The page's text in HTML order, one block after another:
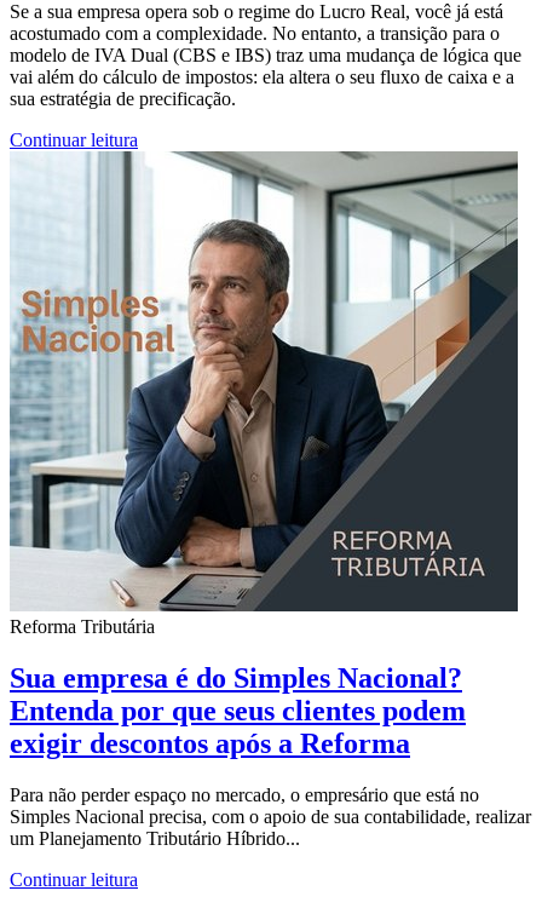
Se a sua empresa opera sob o regime do Lucro Real, você já está
acostumado com a complexidade. No entanto, a transição para o
modelo de IVA Dual (CBS e IBS) traz uma mudança de lógica que
vai além do cálculo de impostos: ela altera o seu fluxo de caixa e a
sua estratégia de precificação.
Continuar leitura
Reforma Tributária
Sua empresa é do Simples Nacional?
Entenda por que seus clientes podem
exigir descontos após a Reforma
Para não perder espaço no mercado, o empresário que está no
Simples Nacional precisa, com o apoio de sua contabilidade, realizar
um Planejamento Tributário Híbrido...
Continuar leitura